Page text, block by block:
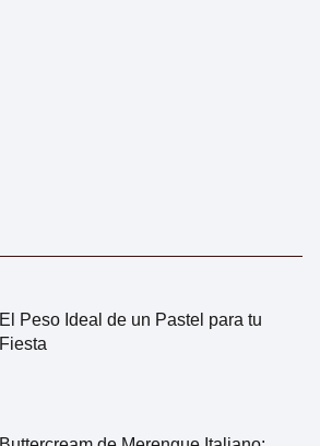
El Peso Ideal de un Pastel para tu
Fiesta